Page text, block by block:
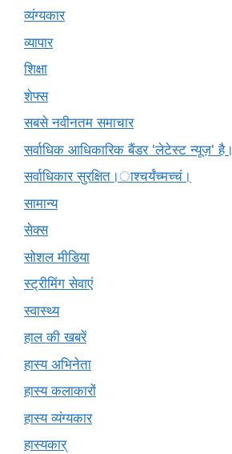
व्यंग्यकार
व्यापार
शिक्षा
शेफ्स
सबसे नवीनतम समाचार
सर्वाधिक आधिकारिक बैंडर 'लेटेस्ट न्यूज़' है।
सर्वाधिकार सुरक्षित।ाश्चर्यंच्मच्चं।
सामान्य
सेक्स
सोशल मीडिया
स्ट्रीमिंग सेवाएं
स्वास्थ्य
हाल की खबरें
हास्य अभिनेता
हास्य कलाकारों
हास्य व्यंग्यकार
हास्यकार्